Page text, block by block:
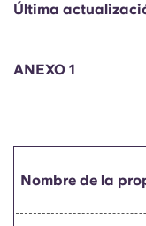
Última
ANEXO 1
Nombre de la